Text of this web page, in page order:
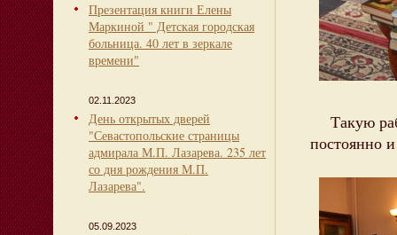
Презентация книги Елены
Маркиной " Детская городская
больница. 40 лет в зеркале
времени"
02.11.2023
День открытых дверей
"Севастопольские страницы
адмирала М.П. Лазарева. 235 лет
со дня рождения М.П.
Лазарева".
05.09.2023
Такую
постоянно